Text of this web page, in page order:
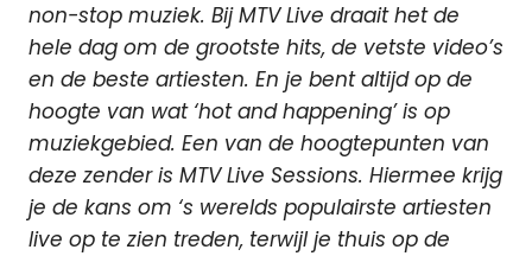
non-stop muziek. Bij MTV Live draait het de
hele dag om de grootste hits, de vetste video’s
en de beste artiesten. En je bent altijd op de
hoogte van wat ‘hot and happening’ is op
muziekgebied. Een van de hoogtepunten van
deze zender is MTV Live Sessions. Hiermee krijg
je de kans om ‘s werelds populairste artiesten
live op te zien treden, terwijl je thuis op de